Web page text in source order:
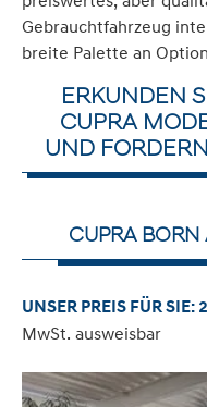
Gebrauchtfahrzeug
breite Palette an
ERKUNDEN
CUPRA
UND
CUPRA
UNSER PREIS FÜR SIE:
MwSt. ausweisbar